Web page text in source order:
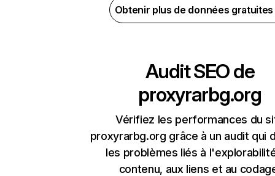
Obtenir plus de données
Audit SEO de
proxyrarbg.org
Vérifiez les performances du
proxyrarbg.org grâce à un audit qui
les problèmes liés à
contenu, aux liens et au